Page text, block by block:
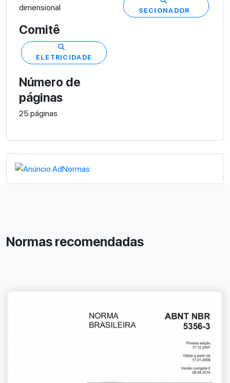
dimensional
Comitê
ELETRICIDADE
Número de
páginas
25 páginas
SECIONADOR
Normas recomendadas